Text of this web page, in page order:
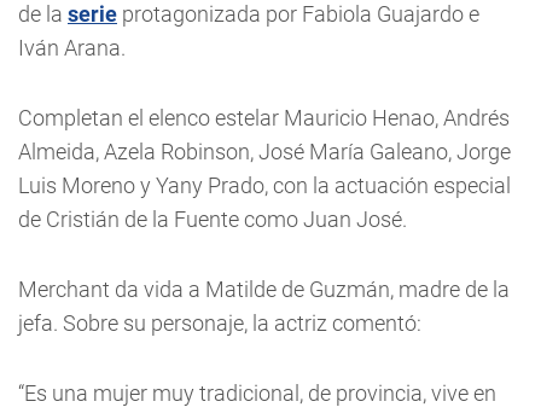
de la serie protagonizada por Fabiola Guajardo e
Iván Arana.
Completan el elenco estelar Mauricio Henao, Andrés
Almeida, Azela Robinson, José María Galeano, Jorge
Luis Moreno y Yany Prado, con la actuación especial
de Cristián de la Fuente como Juan José.
Merchant da vida a Matilde de Guzmán, madre de la
jefa. Sobre su personaje, la actriz comentó:
“Es una mujer muy tradicional, de provincia, vive en